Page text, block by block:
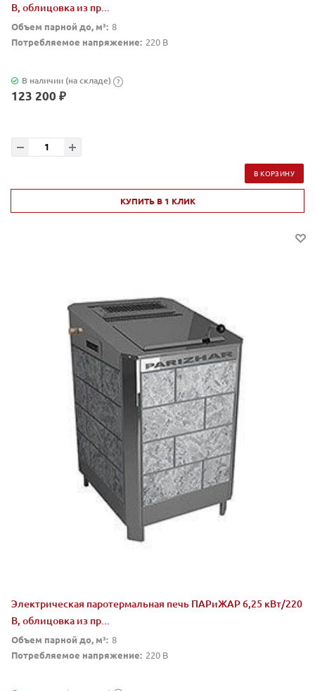
В, облицовка из пр...
Объем парной до, м³: 8
Потребляемое напряжение: 220 В
В наличии (на складе) ?
123 200 ₽
В КОРЗИНУ
КУПИТЬ В 1 КЛИК
Электрическая паротермальная печь ПАРиЖАР 6,25 кВт/220
В, облицовка из пр...
Объем парной до, м³: 8
Потребляемое напряжение: 220 В